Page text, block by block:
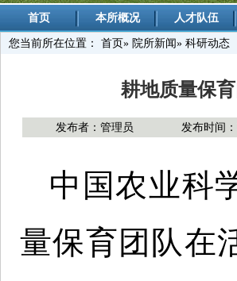
首页 本所概况 人才队伍
您当前所在位置： 首页» 院所新闻» 科研动态
耕地质量保
发布者：管理员 发布时间
中国农业科
量保育团队在